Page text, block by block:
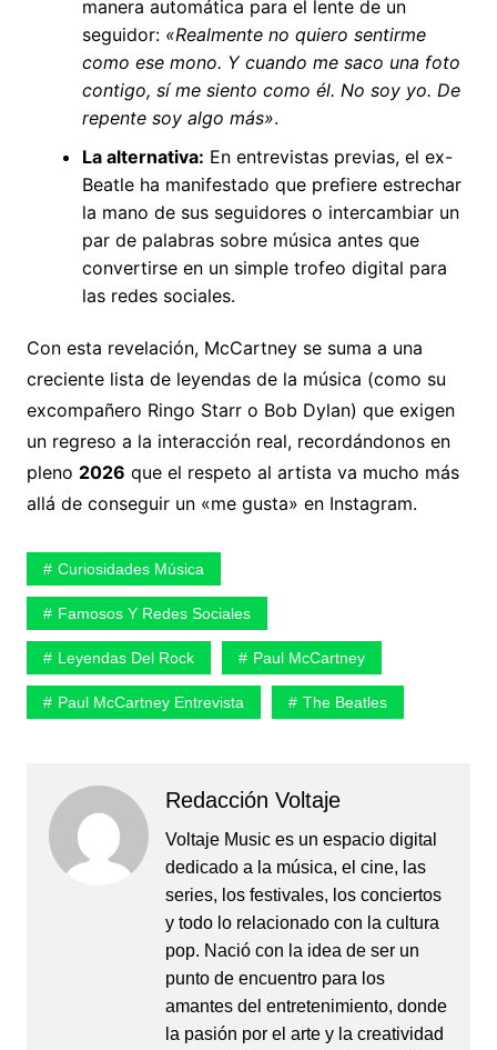
manera automática para el lente de un
seguidor: «Realmente no quiero sentirme
como ese mono. Y cuando me saco una foto
contigo, sí me siento como él. No soy yo. De
repente soy algo más».
La alternativa: En entrevistas previas, el ex-
Beatle ha manifestado que prefiere estrechar
la mano de sus seguidores o intercambiar un
par de palabras sobre música antes que
convertirse en un simple trofeo digital para
las redes sociales.
Con esta revelación, McCartney se suma a una
creciente lista de leyendas de la música (como su
excompañero Ringo Starr o Bob Dylan) que exigen
un regreso a la interacción real, recordándonos en
pleno 2026 que el respeto al artista va mucho más
allá de conseguir un «me gusta» en Instagram.
Curiosidades Música
Famosos Y Redes Sociales
Leyendas Del Rock Paul McCartney
Paul McCartney Entrevista The Beatles
Redacción Voltaje
Voltaje Music es un espacio digital
dedicado a la música, el cine, las
series, los festivales, los conciertos
y todo lo relacionado con la cultura
pop. Nació con la idea de ser un
punto de encuentro para los
amantes del entretenimiento, donde
la pasión por el arte y la creatividad